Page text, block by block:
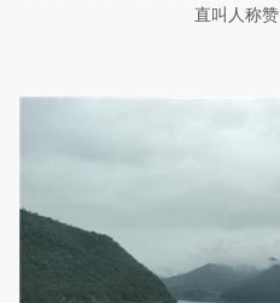
直叫人称赞